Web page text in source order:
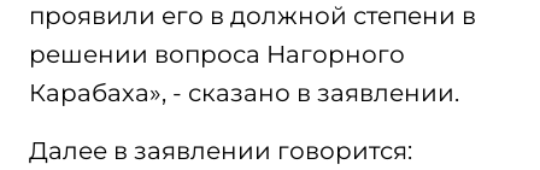
проявили его в должной степени в
решении вопроса Нагорного
Карабаха», - сказано в заявлении.
Далее в заявлении говорится: